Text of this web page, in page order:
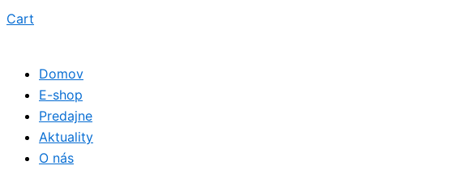
Cart
Domov
E-shop
Predajne
Aktuality
O nás